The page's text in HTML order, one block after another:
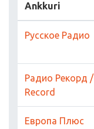
Ankkuri
Русское Радио
Радио Рекорд /
Record
Европа Плюс